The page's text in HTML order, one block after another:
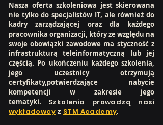
Nasza oferta szkoleniowa jest skierowana
nie tylko do specjalistów IT, ale również do
kadry zarządzającej oraz dla każdego
pracownika organizacji, który ze względu na
swoje obowiązki zawodowe ma styczność z
infrastrukturą teleinformatyczną lub jej
częścią. Po ukończeniu każdego szkolenia,
jego uczestnicy otrzymują
certyfikaty,potwierdzające nabycie
kompetencji w zakresie jego
tematyki. Szkolenia prowadzą nasi
wykładowcyz STM Academy.